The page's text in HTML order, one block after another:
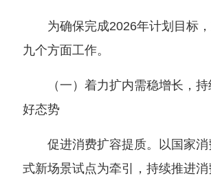
为确保完成2026年计划目标，
九个方面工作。
（一）着力扩内需稳增长，持
好态势
促进消费扩容提质。以国家消
式新场景试点为牵引，持续推进